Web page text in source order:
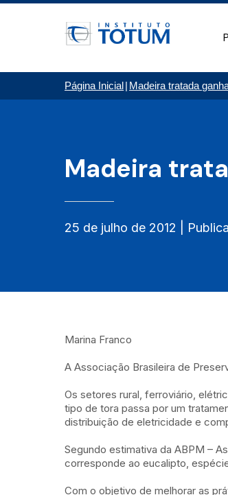
Página Inicial| Madeira tratada
Madeira
25 de julho de 2012 |
Marina Franco
A Associação Brasileira de
Os setores rural, ferroviário,
tipo de tora passa por um
distribuição de eletricidade e
Segundo estimativa da ABPM –
corresponde ao eucalipto,
Com o objetivo de melhorar as